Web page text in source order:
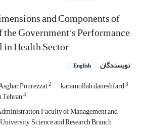
and Components of
Government’s Performance
Health Sector
نویسندگان English
Pourezzat2 karamollah daneshfard3
4
Faculty of Management and
Science and Research Branch,